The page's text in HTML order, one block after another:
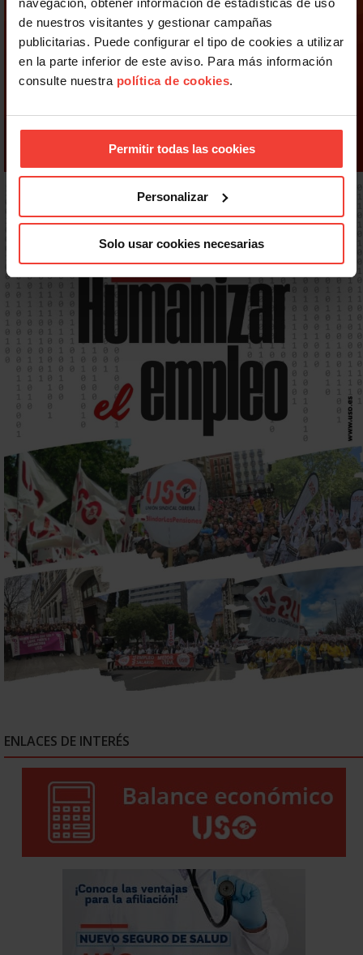
navegación, obtener información de estadísticas de uso
de nuestros visitantes y gestionar campañas
publicitarias. Puede configurar el tipo de cookies a utilizar
en la parte inferior de este aviso. Para más información
consulte nuestra política de cookies.
Permitir todas las cookies
Personalizar
Solo usar cookies necesarias
ENLACES DE INTERÉS